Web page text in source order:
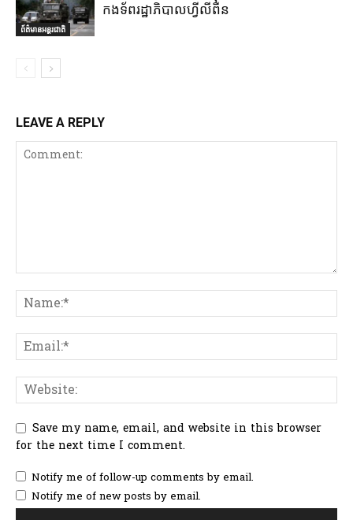
ព័ត៌មានអន្តរជាតិ
កងទ័ពរដ្ឋាភិបាលហ្វីលីពីន
LEAVE A REPLY
Save my name, email, and website in this browser
for the next time I comment.
Notify me of follow-up comments by email.
Notify me of new posts by email.